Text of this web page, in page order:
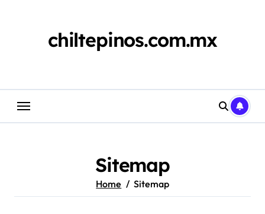
chiltepinos.com.mx
Sitemap
Home Sitemap